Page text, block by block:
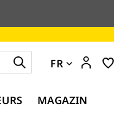
FR
MAGAZIN